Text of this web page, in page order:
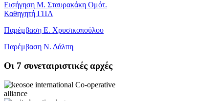
Εισήγηση Μ. Σταυρακάκη Ομότ.
Καθηγητή ΓΠΑ
Παρέμβαση Ε. Χρυσικοπούλου
Παρέμβαση Ν. Δάλπη
Oι 7 συνεταιριστικές αρχές